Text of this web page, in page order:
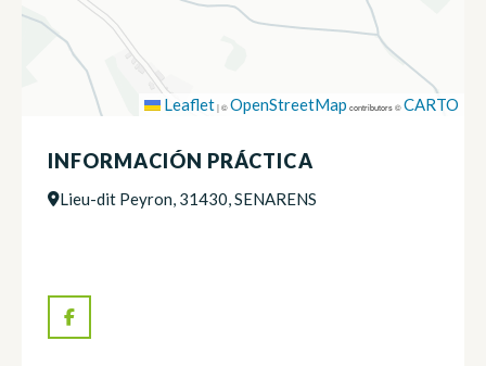
Leaflet|©OpenStreetMap contributors ©CARTO
INFORMACIÓN PRÁCTICA
Lieu-dit Peyron, 31430, SENARENS